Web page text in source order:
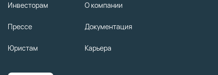
Инвесторам О компании
Прессе Документация
Юристам Карьера